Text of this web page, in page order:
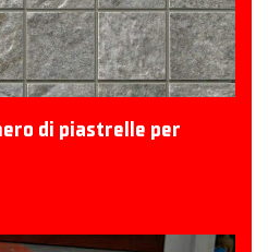
di piastrelle per